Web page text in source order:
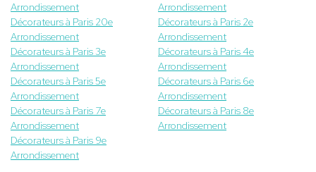
Arrondissement
Arrondissement
Décorateurs à Paris 20e
Arrondissement
Décorateurs à Paris 2e
Arrondissement
Décorateurs à Paris 3e
Arrondissement
Décorateurs à Paris 4e
Arrondissement
Décorateurs à Paris 5e
Arrondissement
Décorateurs à Paris 6e
Arrondissement
Décorateurs à Paris 7e
Arrondissement
Décorateurs à Paris 8e
Arrondissement
Décorateurs à Paris 9e
Arrondissement